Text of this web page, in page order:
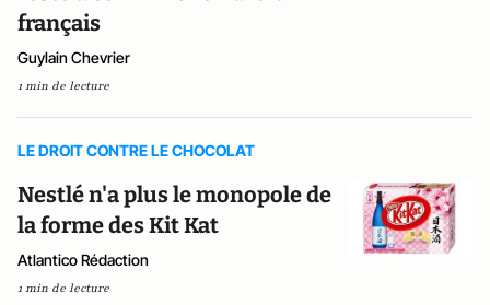
français
Guylain Chevrier
1 min de lecture
LE DROIT CONTRE LE CHOCOLAT
Nestlé n'a plus le monopole de
la forme des Kit Kat
Atlantico Rédaction
1 min de lecture